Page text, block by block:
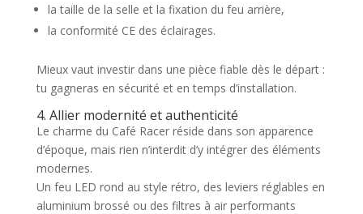
la taille de la selle et la fixation du feu arrière,
la conformité CE des éclairages.
Mieux vaut investir dans une pièce fiable dès le départ :
tu gagneras en sécurité et en temps d’installation.
4. Allier modernité et authenticité
Le charme du Café Racer réside dans son apparence
d’époque, mais rien n’interdit d’y intégrer des éléments
modernes.
Un feu LED rond au style rétro, des leviers réglables en
aluminium brossé ou des filtres à air performants